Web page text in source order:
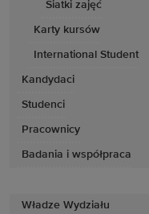
Siatki zajęć
Karty kursów
International Student
Kandydaci
Studenci
Pracownicy
Badania i współpraca
Władze Wydziału